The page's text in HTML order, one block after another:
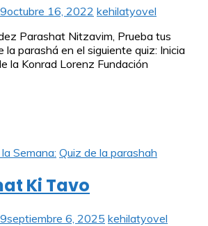
octubre 16, 2022 kehilatyovel
Parashat Nitzavim, Prueba tus
la parashá en el siguiente quiz: Inicia
la Konrad Lorenz Fundación
Semana: Quiz de la parashah
Ki Tavo
septiembre 6, 2025 kehilatyovel